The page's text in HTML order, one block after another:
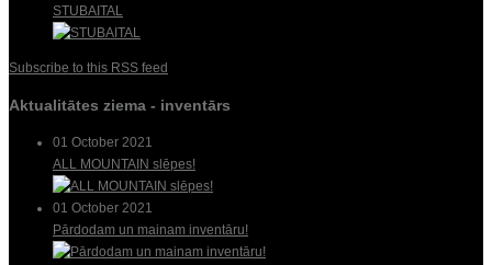
STUBAITAL
Subscribe to this RSS feed
Aktualitātes ziema - inventārs
01 October 2021
ALL MOUNTAIN slēpes!
01 October 2021
Pārdodam un mainam inventāru!